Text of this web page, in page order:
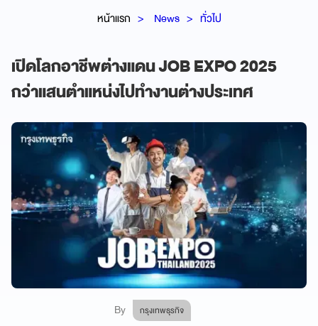
หน้าแรก News ทั่วไป
เปิดโลกอาชีพต่างแดน JOB EXPO 2025
กว่าแสนตำแหน่งไปทำงานต่างประเทศ
By กรุงเทพธุรกิจ